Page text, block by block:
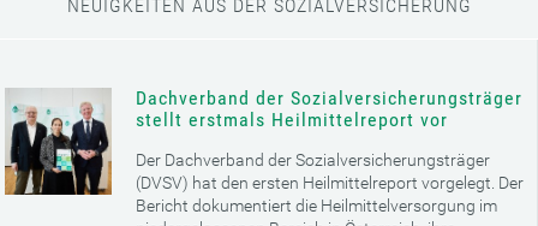
NEUIGKEITEN AUS DER SOZIALVERSICHERUNG
Dachverband der Sozialversicherungsträger
stellt erstmals Heilmittelreport vor
Der Dachverband der Sozialversicherungsträger
(DVSV) hat den ersten Heilmittelreport vorgelegt. Der
Bericht dokumentiert die Heilmittelversorgung im